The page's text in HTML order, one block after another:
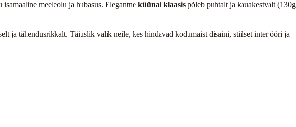
meeleolu ja hubasus. Elegantne küünal klaasis põleb puhtalt ja kauakestvalt (130g
ja tähendusrikkalt. Täiuslik valik neile, kes hindavad kodumaist disaini, stiilset interjööri ja